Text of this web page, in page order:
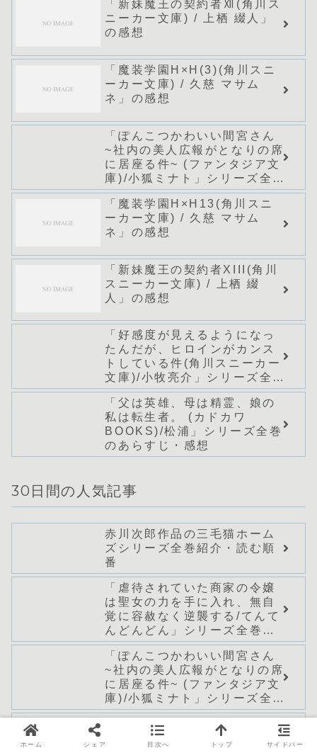
「新妹魔王の契約者Ⅻ(角川ス
ニーカー文庫) / 上栖 綴人」
の感想
「魔装学園H×H(3)(角川スニ
ーカー文庫) / 久慈 マサム
ネ」の感想
「ぽんこつかわいい間宮さん
~社内の美人広報がとなりの席
に居座る件~ (ファンタジア文
庫)/小狐ミナト」シリーズ全巻
のあらすじ・感想
「魔装学園H×H13(角川スニ
ーカー文庫) / 久慈 マサム
ネ」の感想
「新妹魔王の契約者XIII(角川
スニーカー文庫) / 上栖 綴
人」の感想
「好感度が見えるようになっ
たんだが、ヒロインがカンス
トしている件(角川スニーカー
文庫)/小牧亮介」シリーズ全巻
のあらすじ・感想
「父は英雄、母は精霊、娘の
私は転生者。 (カドカワ
BOOKS)/松浦」シリーズ全巻
のあらすじ・感想
30日間の人気記事
赤川次郎作品の三毛猫ホーム
ズシリーズ全巻紹介・読む順
番
「虐待されていた商家の令嬢
は聖女の力を手に入れ、無自
覚に容赦なく逆襲する/てんて
んどんどん」シリーズ全巻の
あらすじ・感想
「ぽんこつかわいい間宮さん
~社内の美人広報がとなりの席
に居座る件~ (ファンタジア文
庫)/小狐ミナト」シリーズ全巻
のあらすじ・感想
「魔装学園H×H13(角川スニ
ーカー文庫) / 久慈 マサム
ホーム シェア 目次へ トップ サイドバー